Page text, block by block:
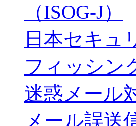
（ISOG-J）
日本セキュ
フィッシン
迷惑メール
メール誤送